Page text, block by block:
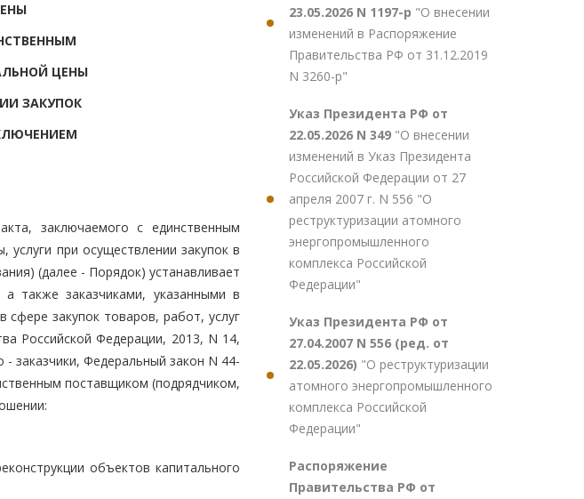
ЦЕНЫ
ЗАКУПОК
заключаемого с единственным
при осуществлении закупок в
(далее - Порядок) устанавливает
также заказчиками, указанными в
закупок товаров, работ, услуг
Российской Федерации, 2013, N 14,
- заказчики, Федеральный закон N 44-
поставщиком (подрядчиком,
объектов капитального
23.05.2026 N 1197-р "О внесении
изменений в Распоряжение
Правительства РФ от 31.12.2019
N 3260-р"
Указ Президента РФ от
22.05.2026 N 349 "О внесении
изменений в Указ Президента
Российской Федерации от 27
апреля 2007 г. N 556 "О
реструктуризации атомного
энергопромышленного
комплекса Российской
Федерации"
Указ Президента РФ от
27.04.2007 N 556 (ред. от
22.05.2026) "О реструктуризации
атомного энергопромышленного
комплекса Российской
Федерации"
Распоряжение
Правительства РФ от